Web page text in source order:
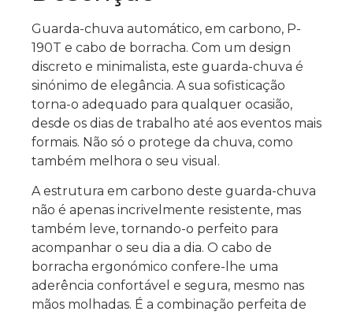
Guarda-chuva automático, em carbono, P-
190T e cabo de borracha. Com um design
discreto e minimalista, este guarda-chuva é
sinónimo de elegância. A sua sofisticação
torna-o adequado para qualquer ocasião,
desde os dias de trabalho até aos eventos mais
formais. Não só o protege da chuva, como
também melhora o seu visual.
A estrutura em carbono deste guarda-chuva
não é apenas incrivelmente resistente, mas
também leve, tornando-o perfeito para
acompanhar o seu dia a dia. O cabo de
borracha ergonómico confere-lhe uma
aderência confortável e segura, mesmo nas
mãos molhadas. É a combinação perfeita de